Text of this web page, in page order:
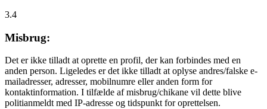
3.4
Misbrug:
Det er ikke tilladt at oprette en profil, der kan forbindes med en
anden person. Ligeledes er det ikke tilladt at oplyse andres/falske e-
mailadresser, adresser, mobilnumre eller anden form for
kontaktinformation. I tilfælde af misbrug/chikane vil dette blive
politianmeldt med IP-adresse og tidspunkt for oprettelsen.